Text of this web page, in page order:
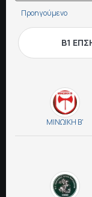
Α1 ΕΠΣΗ
Α2 ΕΠΣΗ
ΑΛΛΑ ΣΠΟΡ
Προηγούμενο
Β1
ΜΙΝΩΙΚΗ Β'